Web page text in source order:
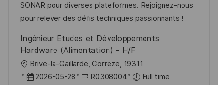
i
o
f
i
h
e
d
p
i
e
SONAR pour diverses plateformes. Rejoignez-nous
pour relever des défis techniques passionnants !
Ingénieur Etudes et Développements
Hardware (Alimentation) - H/F
o
Brive-la-Gaillarde, Correze, 19311
D 2026-05-28
R
R0308004
Full time